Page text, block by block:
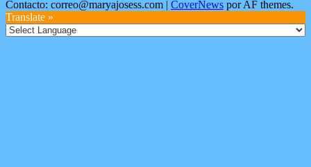
Contacto: correo@maryajosess.com | CoverNews por AF themes.
Translate »